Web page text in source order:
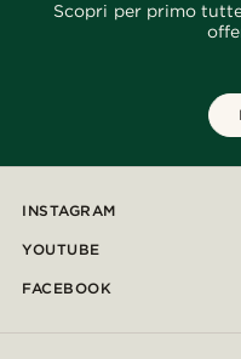
Scopri per primo
INSTAGRAM
YOUTUBE
FACEBOOK